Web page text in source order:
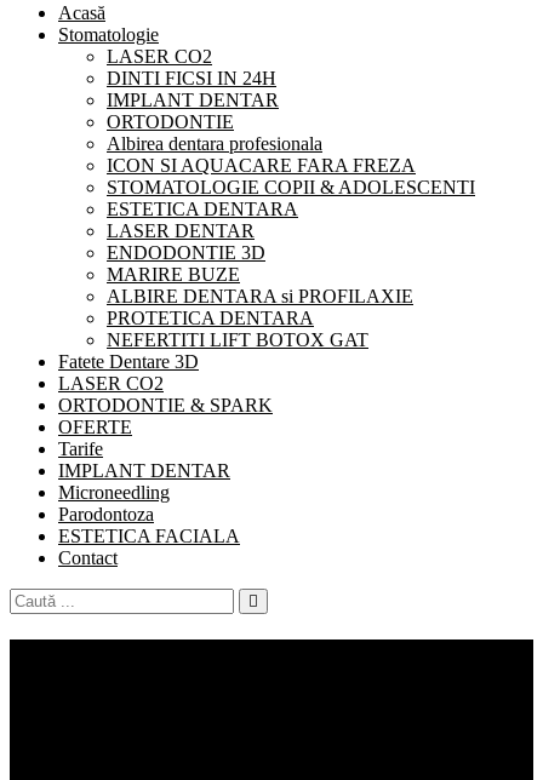
Acasă
Stomatologie
LASER CO2
DINTI FICSI IN 24H
IMPLANT DENTAR
ORTODONTIE
Albirea dentara profesionala
ICON SI AQUACARE FARA FREZA
STOMATOLOGIE COPII & ADOLESCENTI
ESTETICA DENTARA
LASER DENTAR
ENDODONTIE 3D
MARIRE BUZE
ALBIRE DENTARA si PROFILAXIE
PROTETICA DENTARA
NEFERTITI LIFT BOTOX GAT
Fatete Dentare 3D
LASER CO2
ORTODONTIE & SPARK
OFERTE
Tarife
IMPLANT DENTAR
Microneedling
Parodontoza
ESTETICA FACIALA
Contact
Search
for: